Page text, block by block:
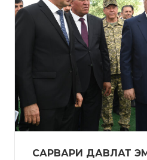
САРВАРИ ДАВЛАТ